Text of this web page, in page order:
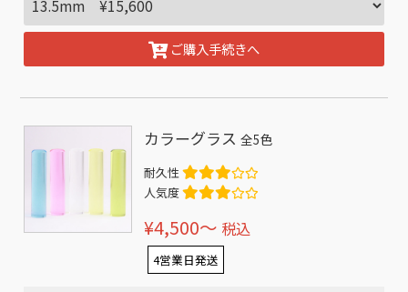
ご購入手続きへ
カラーグラス全5色
耐久性
人気度
¥4,500〜 税込
4営業日発送